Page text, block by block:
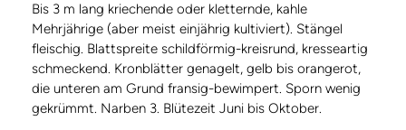
Bis 3 m lang kriechende oder kletternde, kahle
Mehrjährige (aber meist einjährig kultiviert). Stängel
fleischig. Blattspreite schildförmig-kreisrund, kresseartig
schmeckend. Kronblätter genagelt, gelb bis orangerot,
die unteren am Grund fransig-bewimpert. Sporn wenig
gekrümmt. Narben 3. Blütezeit Juni bis Oktober.